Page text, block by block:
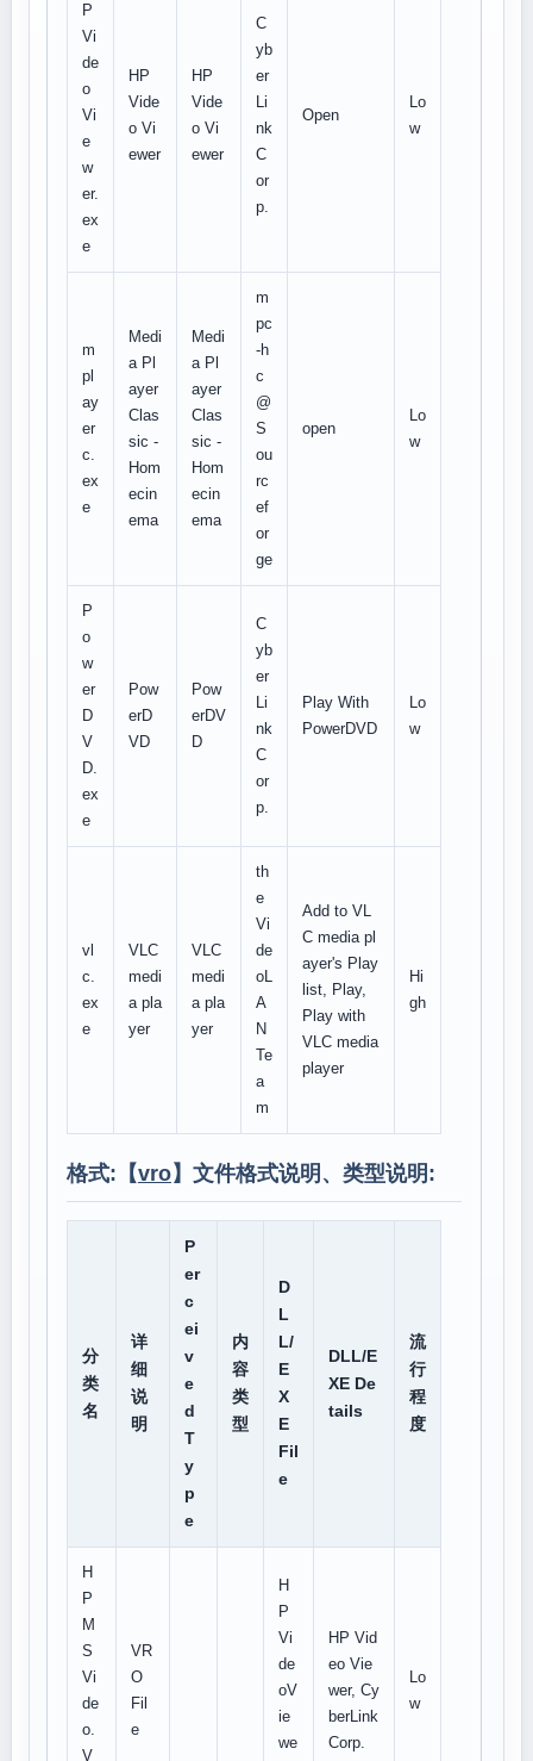
P
Vi
de
o
Vi
e
w
er.
ex
e
HP
Vide
o Vi
ewer
HP
Vide
o Vi
ewer
C
yb
er
Li
nk
C
or
p.
Open
Lo
w
m
pl
ay
er
c.
ex
e
Medi
a Pl
ayer
Clas
sic -
Hom
ecin
ema
Medi
a Pl
ayer
Clas
sic -
Hom
ecin
ema
m
pc
-h
c
@
S
ou
rc
ef
or
ge
open
Lo
w
P
o
w
er
D
V
D.
ex
e
Pow
erD
VD
Pow
erDV
D
C
yb
er
Li
nk
C
or
p.
Play With
PowerDVD
Lo
w
vl
c.
ex
e
VLC
medi
a pla
yer
VLC
medi
a pla
yer
th
e
Vi
de
oL
A
N
Te
a
m
Add to VL
C media pl
ayer's Play
list, Play,
Play with
VLC media
player
Hi
gh
格式:【vro】文件格式说明、类型说明:
分
类
名
详
细
说
明
P
er
c
ei
v
e
d
T
y
p
e
内
容
类
型
D
L
L/
E
X
E
Fil
e
DLL/E
XE De
tails
流
行
程
度
H
P
M
S
Vi
de
o.
V
VR
O
Fil
e
H
P
Vi
de
oV
ie
we
HP Vid
eo Vie
wer, Cy
berLink
Corp.
Lo
w